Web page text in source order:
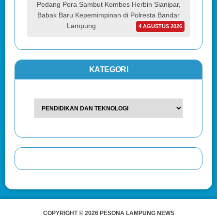
Pedang Pora Sambut Kombes Herbin Sianipar,
Babak Baru Kepemimpinan di Polresta Bandar
Lampung
4 AGUSTUS 2026
KATEGORI
COPYRIGHT © 2026 PESONA LAMPUNG NEWS